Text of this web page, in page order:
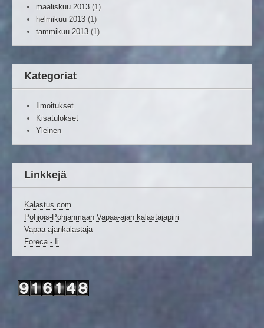
maaliskuu 2013 (1)
helmikuu 2013 (1)
tammikuu 2013 (1)
Kategoriat
Ilmoitukset
Kisatulokset
Yleinen
Linkkejä
Kalastus.com
Pohjois-Pohjanmaan Vapaa-ajan kalastajapiiri
Vapaa-ajankalastaja
Foreca - Ii